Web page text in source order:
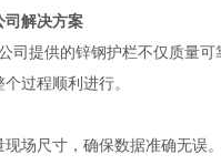
解决方案
司提供的锌钢护栏不仅质量
过程顺利进行。
现场尺寸，确保数据准确无误